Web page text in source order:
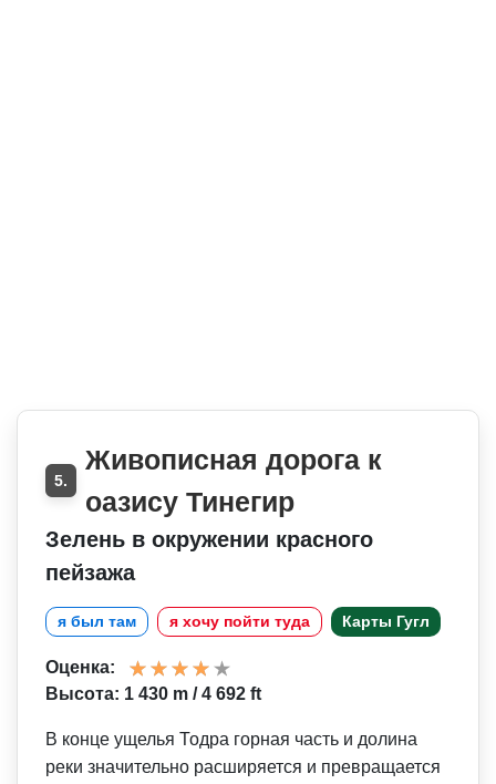
5.
Живописная дорога к
оазису Тинегир
Зелень в окружении красного
пейзажа
я был там я хочу пойти туда Карты Гугл
Оценка:
Высота: 1 430 m / 4 692 ft
В конце ущелья Тодра горная часть и долина
реки значительно расширяется и превращается